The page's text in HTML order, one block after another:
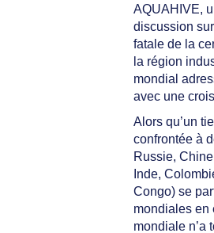
AQUAHIVE,
discussion
fatale de la
la région
mondial
avec une
Alors qu’un
confrontée à
Russie,
Inde,
Congo) se
mondiales en
mondiale n’a